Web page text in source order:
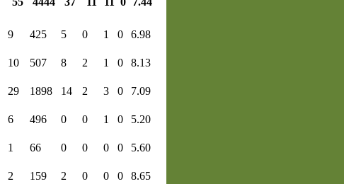
9 425 5 0 1 0 6.98
10 507 8 2 1 0 8.13
29 1898 14 2 3 0 7.09
6 496 0 0 1 0 5.20
1 66 0 0 0 0 5.60
2 159 2 0 0 0
8.65